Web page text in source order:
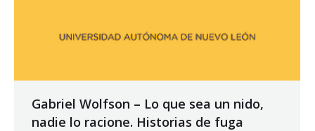
Gabriel Wolfson – Lo que sea un nido,
nadie lo racione. Historias de fuga